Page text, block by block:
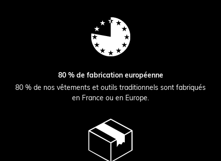
80 % de fabrication européenne
80 % de nos vêtements et outils traditionnels sont fabriqués
en France ou en Europe.